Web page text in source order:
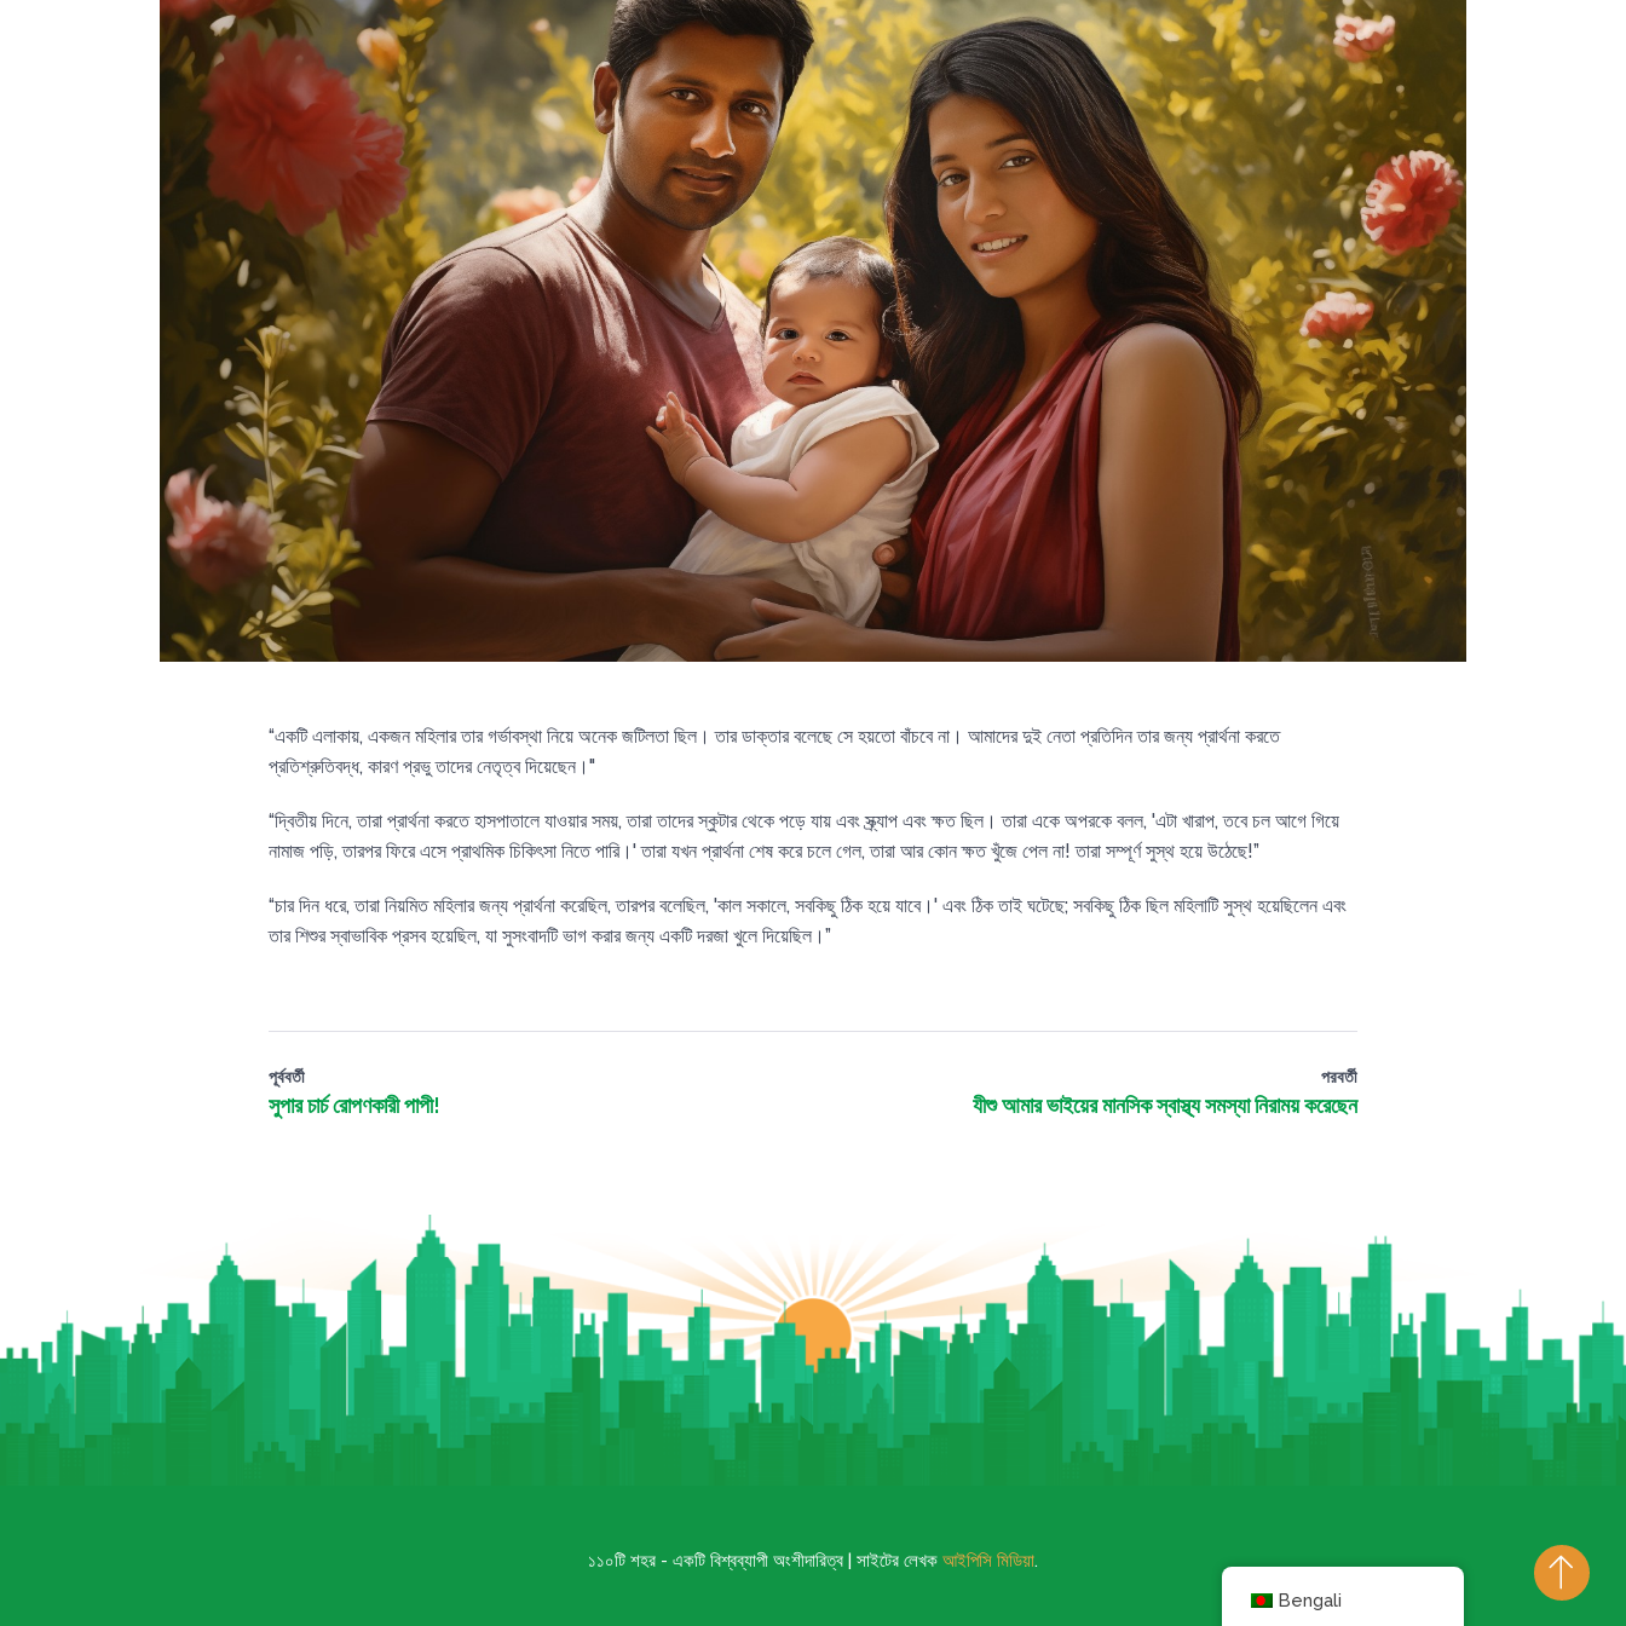
“একটি এলাকায়, একজন মহিলার তার গর্ভাবস্থা নিয়ে অনেক জটিলতা ছিল। তার ডাক্তার বলেছে সে হয়তো বাঁচবে না। আমাদের দুই নেতা প্রতিদিন তার জন্য প্রার্থনা করতে
প্রতিশ্রুতিবদ্ধ, কারণ প্রভু তাদের নেতৃত্ব দিয়েছেন।"
“দ্বিতীয় দিনে, তারা প্রার্থনা করতে হাসপাতালে যাওয়ার সময়, তারা তাদের স্কুটার থেকে পড়ে যায় এবং স্ক্র্যাপ এবং ক্ষত ছিল। তারা একে অপরকে বলল, 'এটা খারাপ, তবে চল আগে গিয়ে
নামাজ পড়ি, তারপর ফিরে এসে প্রাথমিক চিকিৎসা নিতে পারি।' তারা যখন প্রার্থনা শেষ করে চলে গেল, তারা আর কোন ক্ষত খুঁজে পেল না! তারা সম্পূর্ণ সুস্থ হয়ে উঠেছে!”
“চার দিন ধরে, তারা নিয়মিত মহিলার জন্য প্রার্থনা করেছিল, তারপর বলেছিল, 'কাল সকালে, সবকিছু ঠিক হয়ে যাবে।' এবং ঠিক তাই ঘটেছে; সবকিছু ঠিক ছিল মহিলাটি সুস্থ হয়েছিলেন এবং
তার শিশুর স্বাভাবিক প্রসব হয়েছিল, যা সুসংবাদটি ভাগ করার জন্য একটি দরজা খুলে দিয়েছিল।”
পূর্ববর্তী
সুপার চার্চ রোপণকারী পাপী!
পরবর্তী
যীশু আমার ভাইয়ের মানসিক স্বাস্থ্য সমস্যা নিরাময় করেছেন
১১০টি শহর - একটি বিশ্বব্যাপী অংশীদারিত্ব | সাইটের লেখক আইপিসি মিডিয়া.
Bengali